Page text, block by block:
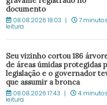
documento
08.08.2026 18:03 7
leitura
Seu vizinho cortou 186
de áreas úmidas protegidas
legislação e o governador
que assumir a bronca
08.08.2026 17:43 4
leitura